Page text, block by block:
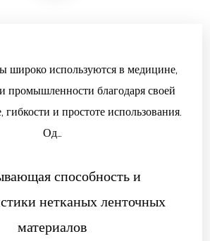
широко используются в медицине,
промышленности благодаря своей
гибкости и простоте использования.
Од...
способность и
нетканых ленточных
материалов